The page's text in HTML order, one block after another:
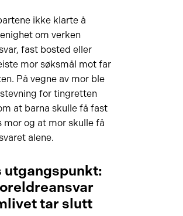
ikke klarte å
om verken
fast bosted eller
mor søksmål mot far
På vegne av mor ble
for tingretten
at barna skulle få fast
mor og at mor skulle få
alene.
utgangspunkt:
tar slutt